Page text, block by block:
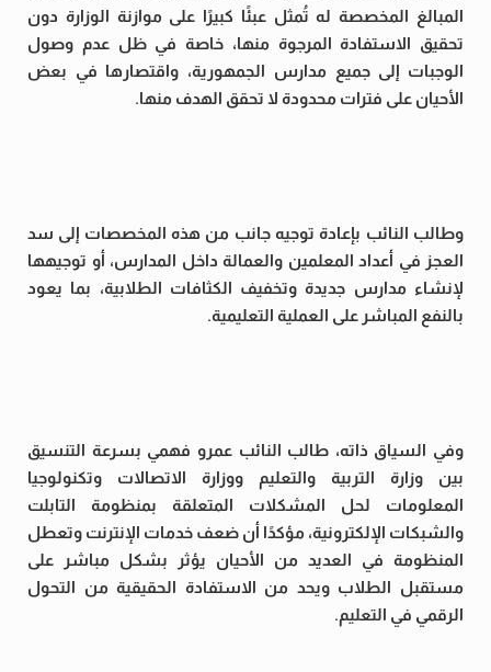
المبالغ المخصصة له تُمثل عبئًا كبيرًا على موازنة الوزارة دون
تحقيق الاستفادة المرجوة منها، خاصة في ظل عدم وصول
الوجبات إلى جميع مدارس الجمهورية، واقتصارها في بعض
الأحيان على فترات محدودة لا تحقق الهدف منها.
وطالب النائب بإعادة توجيه جانب من هذه المخصصات إلى سد
العجز في أعداد المعلمين والعمالة داخل المدارس، أو توجيهها
لإنشاء مدارس جديدة وتخفيف الكثافات الطلابية، بما يعود
بالنفع المباشر على العملية التعليمية.
وفي السياق ذاته، طالب النائب عمرو فهمي بسرعة التنسيق
بين وزارة التربية والتعليم ووزارة الاتصالات وتكنولوجيا
المعلومات لحل المشكلات المتعلقة بمنظومة التابلت
والشبكات الإلكترونية، مؤكدًا أن ضعف خدمات الإنترنت وتعطل
المنظومة في العديد من الأحيان يؤثر بشكل مباشر على
مستقبل الطلاب ويحد من الاستفادة الحقيقية من التحول
الرقمي في التعليم.